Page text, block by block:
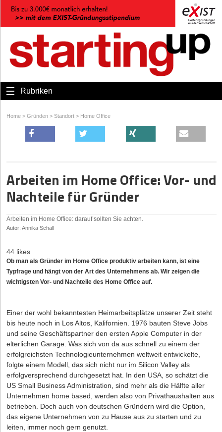
Rubriken
Home > Gründen > Standort > Home Office
Arbeiten im Home Office: Vor- und
Nachteile für Gründer
Arbeiten im Home Office: darauf sollten Sie achten.
Autor: Annika Schall
44 likes
Ob man als Gründer im Home Office produktiv arbeiten kann, ist eine
Typfrage und hängt von der Art des Unternehmens ab. Wir zeigen die
wichtigsten Vor- und Nachteile des Home Office auf.
Einer der wohl bekanntesten Heimarbeitsplätze unserer Zeit steht
bis heute noch in Los Altos, Kalifornien. 1976 bauten Steve Jobs
und seine Geschäftspartner den ersten Apple Computer in der
elterlichen Garage. Was sich von da aus schnell zu einem der
erfolgreichsten Technologieunternehmen weltweit entwickelte,
folgte einem Modell, das sich nicht nur im Silicon Valley als
erfolgversprechend durchgesetzt hat. In den USA, so schätzt die
US Small Business Administration, sind mehr als die Hälfte aller
Unternehmen home based, werden also von Privathaushalten aus
betrieben. Doch auch von deutschen Gründern wird die Option,
das eigene Unternehmen von zu Hause aus zu starten und zu
leiten, immer noch gern genutzt.